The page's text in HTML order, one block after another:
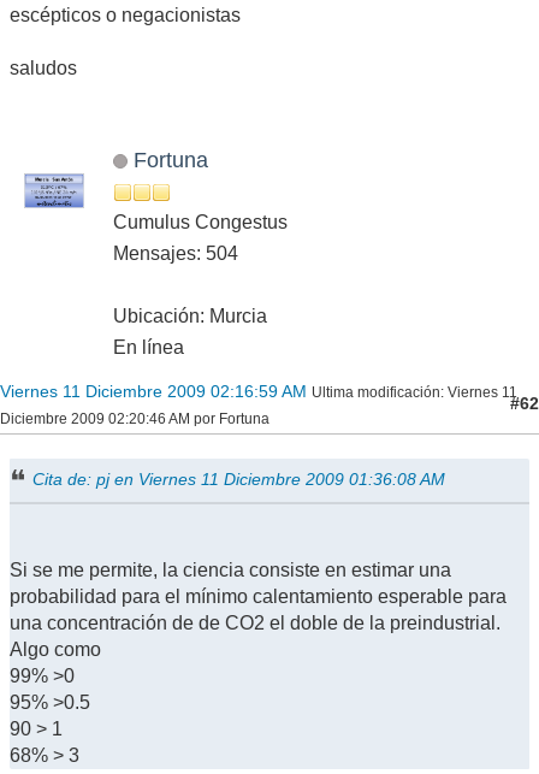
escépticos o negacionistas
saludos
Fortuna
Cumulus Congestus
Mensajes: 504
Ubicación: Murcia
En línea
Viernes 11 Diciembre 2009 02:16:59 AM Ultima modificación: Viernes 11
Diciembre 2009 02:20:46 AM por Fortuna
#62
Cita de: pj en Viernes 11 Diciembre 2009 01:36:08 AM
Si se me permite, la ciencia consiste en estimar una
probabilidad para el mínimo calentamiento esperable para
una concentración de de CO2 el doble de la preindustrial.
Algo como
99% >0
95% >0.5
90 > 1
68% > 3